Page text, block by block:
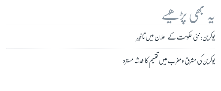
یہ بھی پڑھیے
یوکرین: نئی حکومت کے اعلان میں تاخیر
یوکرین کی مشرق و مغرب میں تقسیم کا خدشہ مسترد